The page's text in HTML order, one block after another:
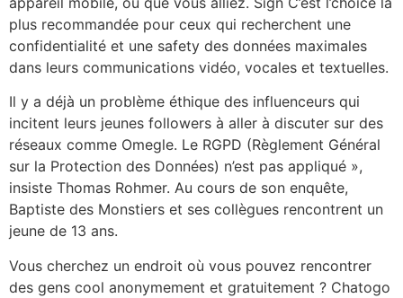
plus recommandée pour ceux qui recherchent une
confidentialité et une safety des données maximales
dans leurs communications vidéo, vocales et textuelles.
Il y a déjà un problème éthique des influenceurs qui
incitent leurs jeunes followers à aller à discuter sur des
réseaux comme Omegle. Le RGPD (Règlement Général
sur la Protection des Données) n’est pas appliqué »,
insiste Thomas Rohmer. Au cours de son enquête,
Baptiste des Monstiers et ses collègues rencontrent un
jeune de 13 ans.
Vous cherchez un endroit où vous pouvez rencontrer
des gens cool anonymement et gratuitement ? Chatogo